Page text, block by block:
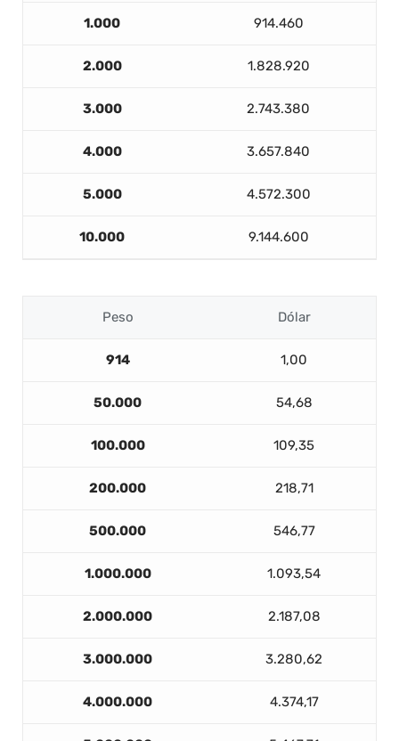
1.000 914.460
2.000 1.828.920
3.000 2.743.380
4.000 3.657.840
5.000 4.572.300
10.000 9.144.600
Peso Dólar
914 1,00
50.000 54,68
100.000 109,35
200.000 218,71
500.000 546,77
1.000.000 1.093,54
2.000.000 2.187,08
3.000.000 3.280,62
4.000.000 4.374,17